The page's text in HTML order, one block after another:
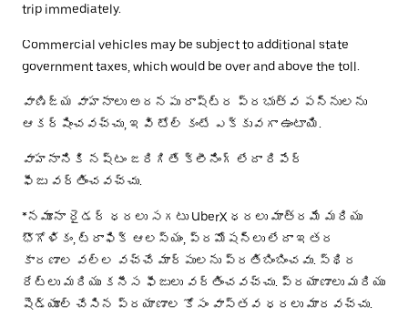
trip immediately.
Commercial vehicles may be subject to additional state
government taxes, which would be over and above the toll.
వాణిజ్య వాహనాలు అదనపు రాష్ట్ర ప్రభుత్వ పన్నులను
ఆకర్షించవచ్చు, ఇవి టోల్ కంటే ఎక్కువగా ఉంటాయి.
వాహనానికి నష్టం జరిగితే క్లీనింగ్ లేదా రిపేర్
ఫీజు వర్తించవచ్చు.
*నమూనా రైడర్ ధరలు సగటు UberX ధరలు మాత్రమే మరియు
భౌగోళికం, ట్రాఫిక్ ఆలస్యం, ప్రమోషన్లు లేదా ఇతర
కారణాల వల్ల వచ్చే మార్పులను ప్రతిబింబించవు. స్థిర
రేట్లు మరియు కనీస ఫీజులు వర్తించవచ్చు. ప్రయాణాలు మరియు
షెడ్యూల్ చేసిన ప్రయాణాల కోసం వాస్తవ ధరలు మారవచ్చు.